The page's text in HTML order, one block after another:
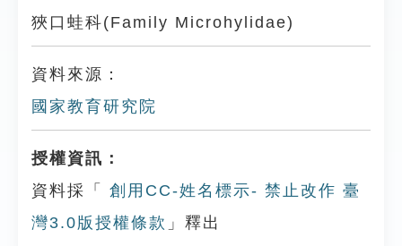
狹口蛙科(Family Microhylidae)
資料來源：
國家教育研究院
授權資訊：
資料採「
創用CC-姓名標示- 禁止改作 臺
灣3.0版授權條款 」釋出